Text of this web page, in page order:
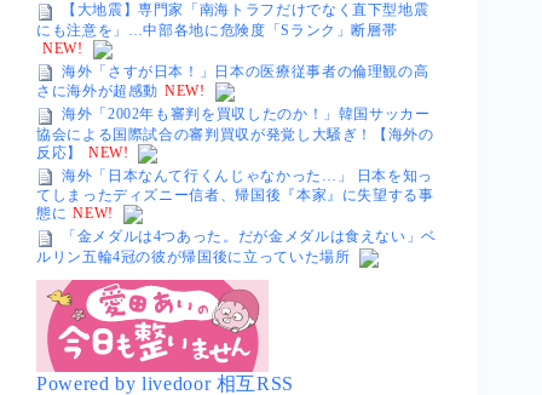
【大地震】専門家「南海トラフだけでなく直下型地震
にも注意を」…中部各地に危険度「Sランク」断層帯
NEW!
海外「さすが日本！」日本の医療従事者の倫理観の高
さに海外が超感動 NEW!
海外「2002年も審判を買収したのか！」韓国サッカー
協会による国際試合の審判買収が発覚し大騒ぎ！【海外の
反応】
NEW!
海外「日本なんて行くんじゃなかった…」 日本を知っ
てしまったディズニー信者、帰国後『本家』に失望する事
態に NEW!
「金メダルは4つあった。だが金メダルは食えない」ベ
ルリン五輪4冠の彼が帰国後に立っていた場所
Powered by livedoor 相互RSS